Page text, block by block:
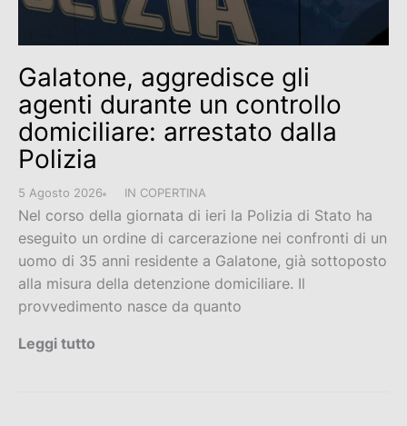
Galatone, aggredisce gli
agenti durante un controllo
domiciliare: arrestato dalla
Polizia
5 Agosto 2026 IN COPERTINA
Nel corso della giornata di ieri la Polizia di Stato ha
eseguito un ordine di carcerazione nei confronti di un
uomo di 35 anni residente a Galatone, già sottoposto
alla misura della detenzione domiciliare. Il
provvedimento nasce da quanto
Leggi tutto